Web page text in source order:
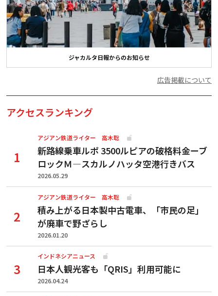
ジャカルタ日報からのお知らせ
広告掲載について
アクセスランキング
アジアン鉄道ライター 高木聡
新路線乗車ルポ 3500ルピアの破格料金ーブ
ロックＭ―スカルノハッタ空港行きバス
2026.05.29
アジアン鉄道ライター 高木聡
積み上がる日本製中古電車、「市民の足」
が廃車で野ざらし
2026.01.20
インドネシアニュース
日本人観光客も「QRIS」利用可能に
2026.04.24